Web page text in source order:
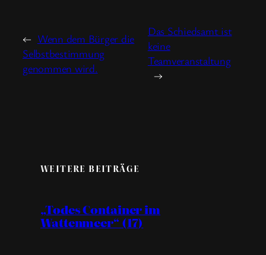
← Wenn dem Bürger die
Selbstbestimmung
genommen wird.
Das Schiedsamt ist
keine
Teamveranstaltung
→
WEITERE BEITRÄGE
„Todes Container im
Wattenmeer“ (17)